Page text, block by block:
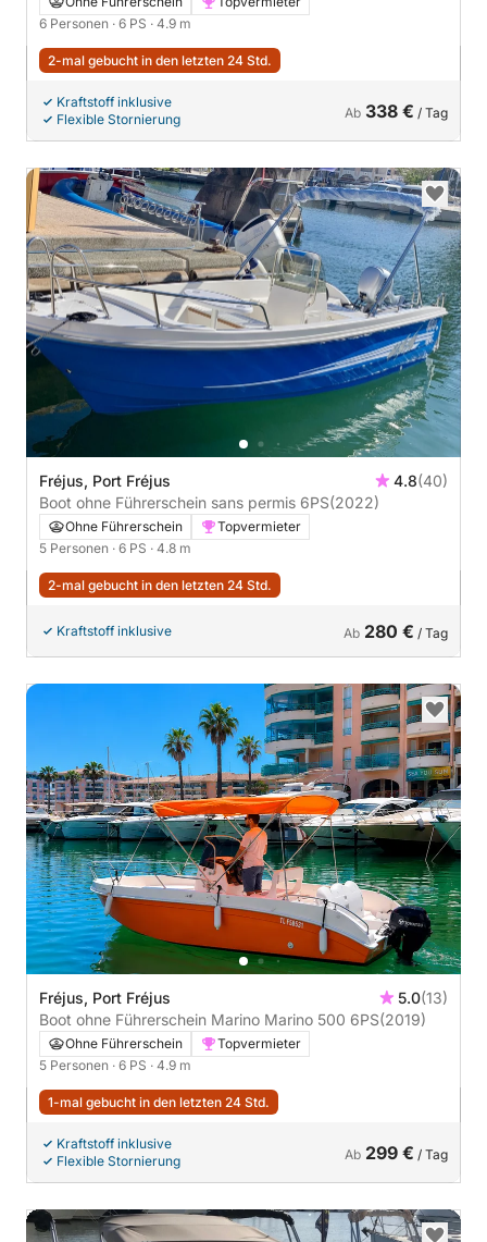
6 Personen · 6 PS · 4.9 m
2-mal gebucht in den letzten 24 Std.
Kraftstoff inklusive
Flexible Stornierung
Ab 338 € / Tag
Fréjus, Port Fréjus 4.8(40)
Boot ohne Führerschein sans permis 6PS(2022)
Ohne Führerschein
Topvermieter
5 Personen · 6 PS · 4.8 m
2-mal gebucht in den letzten 24 Std.
Kraftstoff inklusive Ab 280 € / Tag
Fréjus, Port Fréjus 5.0(13)
Boot ohne Führerschein Marino Marino 500 6PS(2019)
Ohne Führerschein
Topvermieter
5 Personen · 6 PS · 4.9 m
1-mal gebucht in den letzten 24 Std.
Kraftstoff inklusive
Flexible Stornierung
Ab 299 € / Tag